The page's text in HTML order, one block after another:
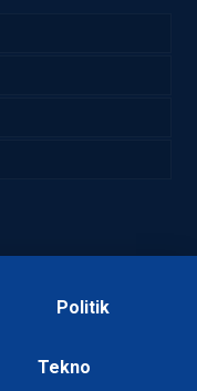
Politik
Tekno